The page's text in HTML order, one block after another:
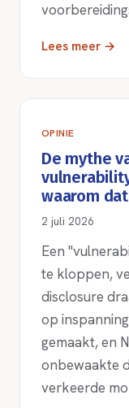
Lees meer →
OPINIE
De mythe
waarom
2 juli 2026
Een
te kloppen,
disclosure
op
gemaakt, en
onbewaakte
verkeerde